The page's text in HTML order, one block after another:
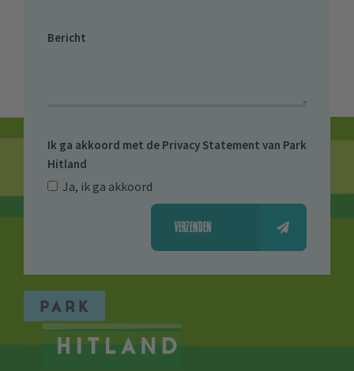
Bericht
Ik ga akkoord met de Privacy Statement van Park
Hitland
Ja, ik ga akkoord
VERZENDEN